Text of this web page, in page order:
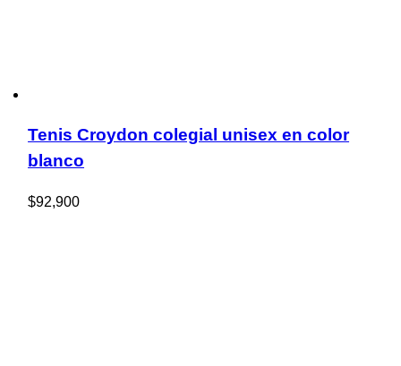
Tenis Croydon colegial unisex en color
blanco
$92,900